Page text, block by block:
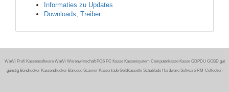
Informaties zu Updates
Downloads, Treiber
WaWi Profi Kassensoftware WaWi Warenwirtschaft POS PC Kasse Kassensystem Computerkasse Kasse GDPDU GOBD gut
günstig Bondrucker Kassendrucker Barcode Scanner Kassenlade Geldkassette Schublade Hardware Software RM-Collection